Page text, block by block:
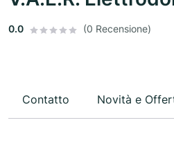
0.0 (0 Recensione)
Contatto Novità e